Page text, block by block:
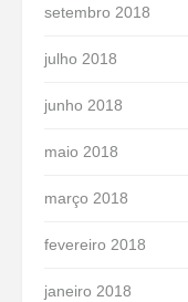
setembro 2018
julho 2018
junho 2018
maio 2018
março 2018
fevereiro 2018
janeiro 2018